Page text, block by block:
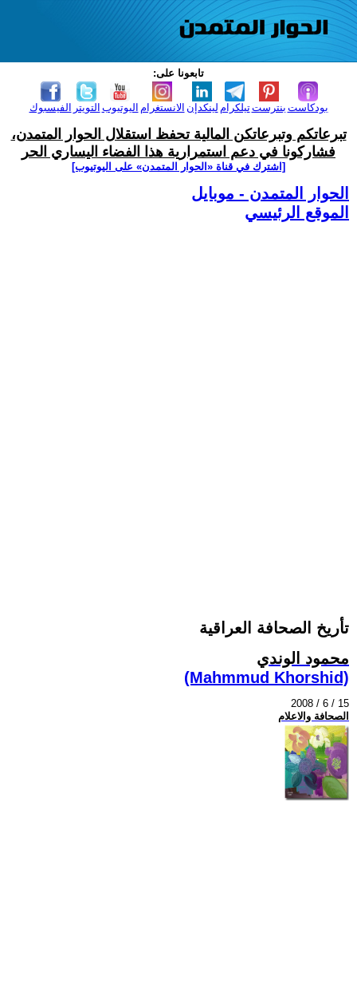
تابعونا على:
الفيسبوك التويتر اليوتيوب الانستغرام لينكدإن تيلكرامبنترست بودكاست
تبرعاتكم وتبرعاتكن المالية تحفظ استقلال الحوار المتمدن،
فشاركونا في دعم استمرارية هذا الفضاء اليساري الحر
[اشترك في قناة ‫«الحوار المتمدن» على اليوتيوب]
الحوار المتمدن - موبايل
الموقع الرئيسي
تأريخ الصحافة العراقية
محمود الوندي
(Mahmmud Khorshid)
2008 / 6 / 15
الصحافة والاعلام